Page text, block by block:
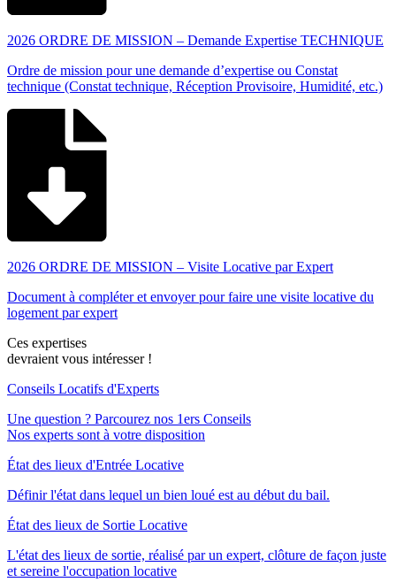
2026 ORDRE DE MISSION – Demande Expertise TECHNIQUE
Ordre de mission pour une demande d’expertise ou Constat
technique (Constat technique, Réception Provisoire, Humidité, etc.)
2026 ORDRE DE MISSION – Visite Locative par Expert
Document à compléter et envoyer pour faire une visite locative du
logement par expert
Ces expertises
devraient vous intéresser !
Conseils Locatifs d'Experts
Une question ? Parcourez nos 1ers Conseils
Nos experts sont à votre disposition
État des lieux d'Entrée Locative
Définir l'état dans lequel un bien loué est au début du bail.
État des lieux de Sortie Locative
L'état des lieux de sortie, réalisé par un expert, clôture de façon juste
et sereine l'occupation locative